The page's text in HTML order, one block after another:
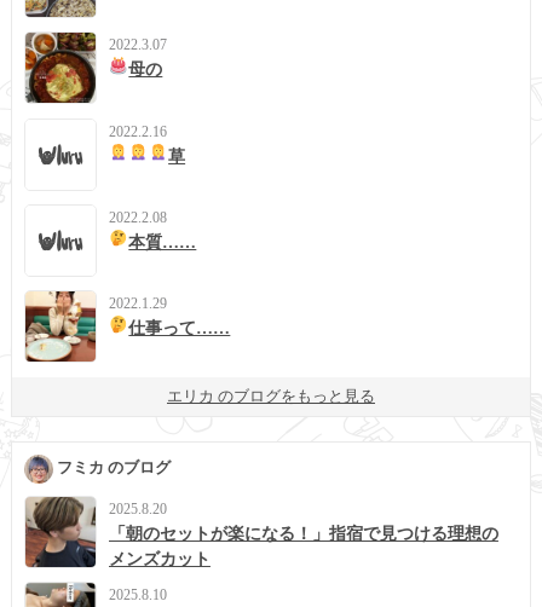
2022.3.07
母の
2022.2.16
草
2022.2.08
本質……
2022.1.29
仕事って……
エリカ のブログをもっと見る
フミカ のブログ
2025.8.20
「朝のセットが楽になる！」指宿で見つける理想の
メンズカット
2025.8.10